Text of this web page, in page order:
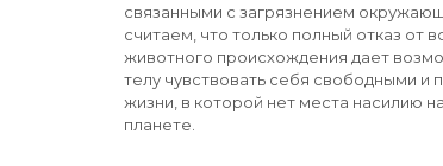
связанными с загрязнением
считаем, что только полный отказ от
животного происхождения дает
телу чувствовать себя свободными и
жизни, в которой нет места насилию
планете.